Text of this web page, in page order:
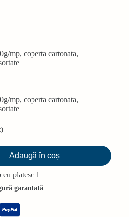
mp, coperta cartonata,
mp, coperta cartonata,
Adaugă în coș
garantată